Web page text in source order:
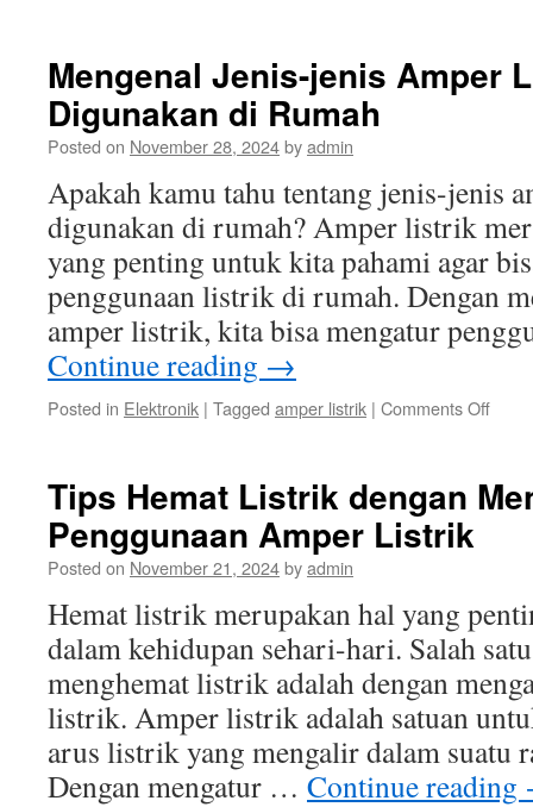
Mengenal Jenis-jenis Amper
Digunakan di Rumah
Posted on November 28, 2024byadmin
Apakah kamu tahu tentang jenis-jenis
digunakan di rumah? Amper listrik
yang penting untuk kita pahami agar
penggunaan listrik di rumah. Dengan
amper listrik, kita bisa mengatur
Continue reading →
Posted in Elektronik | Tagged amper listrik | Comments Offon
Tips Hemat Listrik dengan
Penggunaan Amper Listrik
Posted on November 21, 2024byadmin
Hemat listrik merupakan hal yang
dalam kehidupan sehari-hari. Salah
menghemat listrik adalah dengan
listrik. Amper listrik adalah satuan
arus listrik yang mengalir dalam suatu
Dengan mengatur … Continue reading